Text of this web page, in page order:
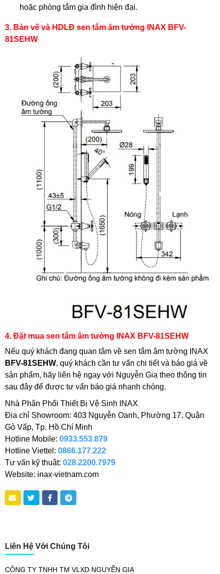
hoặc phòng tắm gia đình hiện đại.
3. Bản vẽ và HDLĐ sen tắm âm tường INAX BFV-
81SEHW
4. Đặt mua sen tắm âm tường INAX BFV-81SEHW
Nếu quý khách đang quan tâm về sen tắm âm tường INAX
BFV-81SEHW, quý khách cần tư vấn chi tiết và báo giá về
sản phẩm, hãy liên hệ ngay với Nguyễn Gia theo thông tin
sau đây để được tư vấn báo giá nhanh chóng.
Nhà Phân Phối Thiết Bị Vệ Sinh INAX
Địa chỉ Showroom: 403 Nguyễn Oanh, Phường 17, Quận
Gò Vấp, Tp. Hồ Chí Minh
Hotline Mobile: 0933.553.879
Hotline Viettel: 0866.177.222
Tư vấn kỹ thuật: 028.2200.7979
Website: inax-vietnam.com
Liên Hệ Với Chúng Tôi
CÔNG TY TNHH TM VLXD NGUYỄN GIA